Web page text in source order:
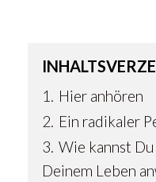
1. Hier anhören
2. Ein radikaler
3. Wie kannst
Deinem Leben